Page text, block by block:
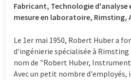
Fabricant, Technologie
mesure en laboratoire, Rimsting,
Le 1er mai 1950, Robert Huber a
d'ingénierie spécialisée à Rimsting
nom de "Robert Huber,
Avec un petit nombre d'employés,